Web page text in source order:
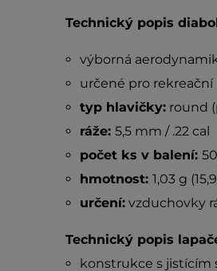
Technický popis
výborná
určené pro
typ hlavičky:round
ráže: 5,5 mm / .22 cal
počet ks v balení:
hmotnost: 1,03 g
určení:vzduchovky
Technický popis
konstrukce s jistícím